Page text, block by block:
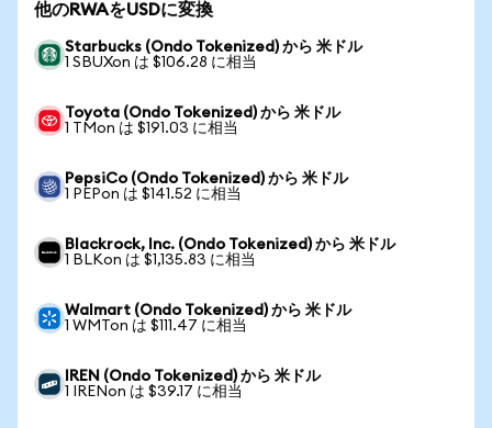
他のRWAをUSDに変換
Starbucks (Ondo Tokenized) から 米ドル
1 SBUXon は $106.28 に相当
Toyota (Ondo Tokenized) から 米ドル
1 TMon は $191.03 に相当
PepsiCo (Ondo Tokenized) から 米ドル
1 PEPon は $141.52 に相当
Blackrock, Inc. (Ondo Tokenized) から 米ドル
1 BLKon は $1,135.83 に相当
Walmart (Ondo Tokenized) から 米ドル
1 WMTon は $111.47 に相当
IREN (Ondo Tokenized) から 米ドル
1 IRENon は $39.17 に相当